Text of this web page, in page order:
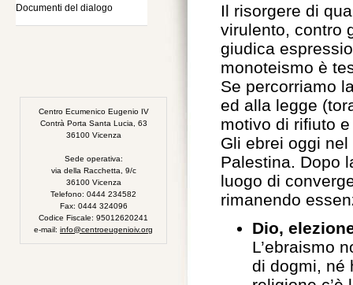
Documenti del dialogo
Centro Ecumenico Eugenio IV
Contrà Porta Santa Lucia, 63
36100 Vicenza
Sede operativa:
via della Racchetta, 9/c
36100 Vicenza
Telefono: 0444 234582
Fax: 0444 324096
Codice Fiscale: 95012620241
e-mail: info@centroeugenioiv.org
Il risorgere di
virulento, contro
giudica
monoteismo è
Se percorriamo
ed alla legge
motivo di rifiuto
Gli ebrei oggi
Palestina. Dopo
luogo di
rimanendo
Dio,
L’ebraismo
di dogmi, né